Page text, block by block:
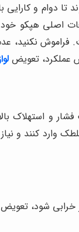
دوام و
هپکو خود
فراموش
عملکرد، تعویض
و استهلاک
کنند و
شود،